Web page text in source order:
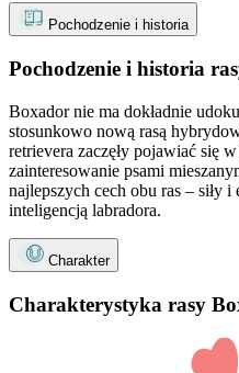
Pochodzenie i historia
Pochodzenie i historia
Boxador nie ma dokładnie
stosunkowo nową rasą
retrievera zaczęły pojawiać się
zainteresowanie psami
najlepszych cech obu ras – siły i
inteligencją labradora.
Charakter
Charakterystyka rasy